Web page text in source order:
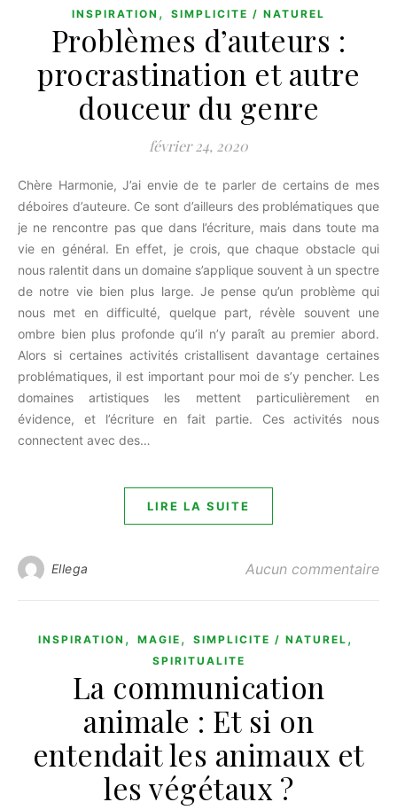
INSPIRATION , SIMPLICITE / NATUREL
Problèmes d’auteurs :
procrastination et autre
douceur du genre
février 24, 2020
Chère Harmonie, J’ai envie de te parler de certains de mes
déboires d’auteure. Ce sont d’ailleurs des problématiques que
je ne rencontre pas que dans l’écriture, mais dans toute ma
vie en général. En effet, je crois, que chaque obstacle qui
nous ralentit dans un domaine s’applique souvent à un spectre
de notre vie bien plus large. Je pense qu’un problème qui
nous met en difficulté, quelque part, révèle souvent une
ombre bien plus profonde qu’il n’y paraît au premier abord.
Alors si certaines activités cristallisent davantage certaines
problématiques, il est important pour moi de s’y pencher. Les
domaines artistiques les mettent particulièrement en
évidence, et l’écriture en fait partie. Ces activités nous
connectent avec des…
LIRE LA SUITE
Ellega Aucun commentaire
INSPIRATION , MAGIE , SIMPLICITE / NATUREL ,
SPIRITUALITE
La communication
animale : Et si on
entendait les animaux et
les végétaux ?